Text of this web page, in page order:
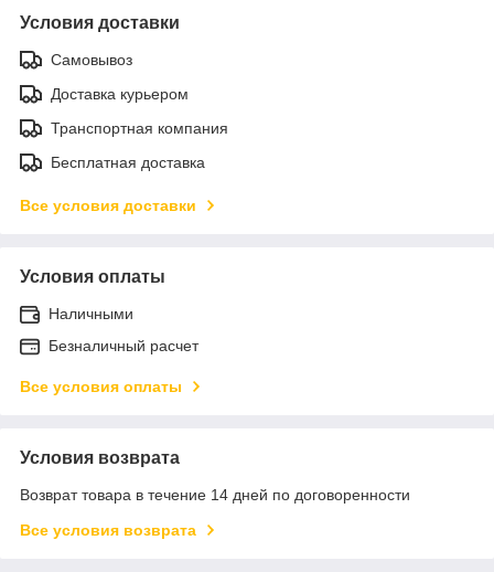
Условия доставки
Самовывоз
Доставка курьером
Транспортная компания
Бесплатная доставка
Все условия доставки
Условия оплаты
Наличными
Безналичный расчет
Все условия оплаты
Условия возврата
Возврат товара в течение 14 дней по договоренности
Все условия возврата